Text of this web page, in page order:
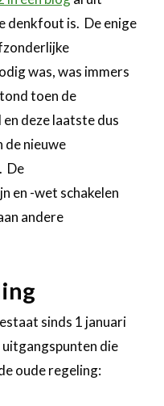
denkfout is. De enige
was, was immers
toen de
deze laatste dus
de nieuwe
De
en -wet schakelen
andere
sinds 1 januari
die
oude regeling: